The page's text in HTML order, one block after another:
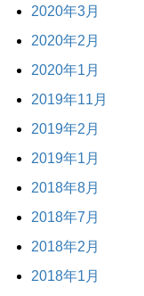
2020年3月
2020年2月
2020年1月
2019年11月
2019年2月
2019年1月
2018年8月
2018年7月
2018年2月
2018年1月